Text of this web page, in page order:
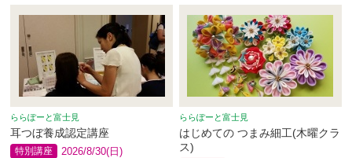
ららぽーと富士見
耳つぼ養成認定講座
特別講座 2026/8/30(日)
ららぽーと富士見
はじめての つまみ細工(木曜クラ
ス)